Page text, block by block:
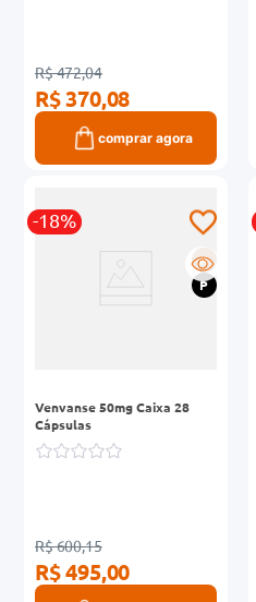
R$ 472,04
R$ 370,08
comprar agora
-18%
R
P
Venvanse 50mg Caixa 28
Cápsulas
R$ 600,15
R$ 495,00